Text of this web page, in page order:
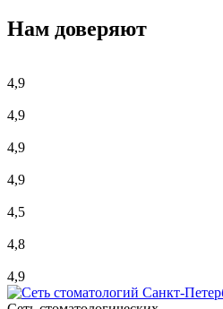
Нам доверяют
4,9
4,9
4,9
4,9
4,5
4,8
4,9